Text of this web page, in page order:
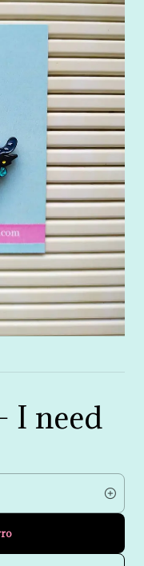
I need